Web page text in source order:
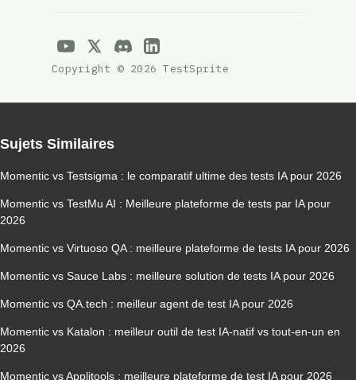
Copyright © 2026 TestSprite
Sujets Similaires
Momentic vs Testsigma : le comparatif ultime des tests IA pour 2026
Momentic vs TestMu AI : Meilleure plateforme de tests par IA pour
2026
Momentic vs Virtuoso QA : meilleure plateforme de tests IA pour 2026
Momentic vs Sauce Labs : meilleure solution de tests IA pour 2026
Momentic vs QA.tech : meilleur agent de test IA pour 2026
Momentic vs Katalon : meilleur outil de test IA-natif vs tout-en-un en
2026
Momentic vs Applitools : meilleure plateforme de test IA pour 2026